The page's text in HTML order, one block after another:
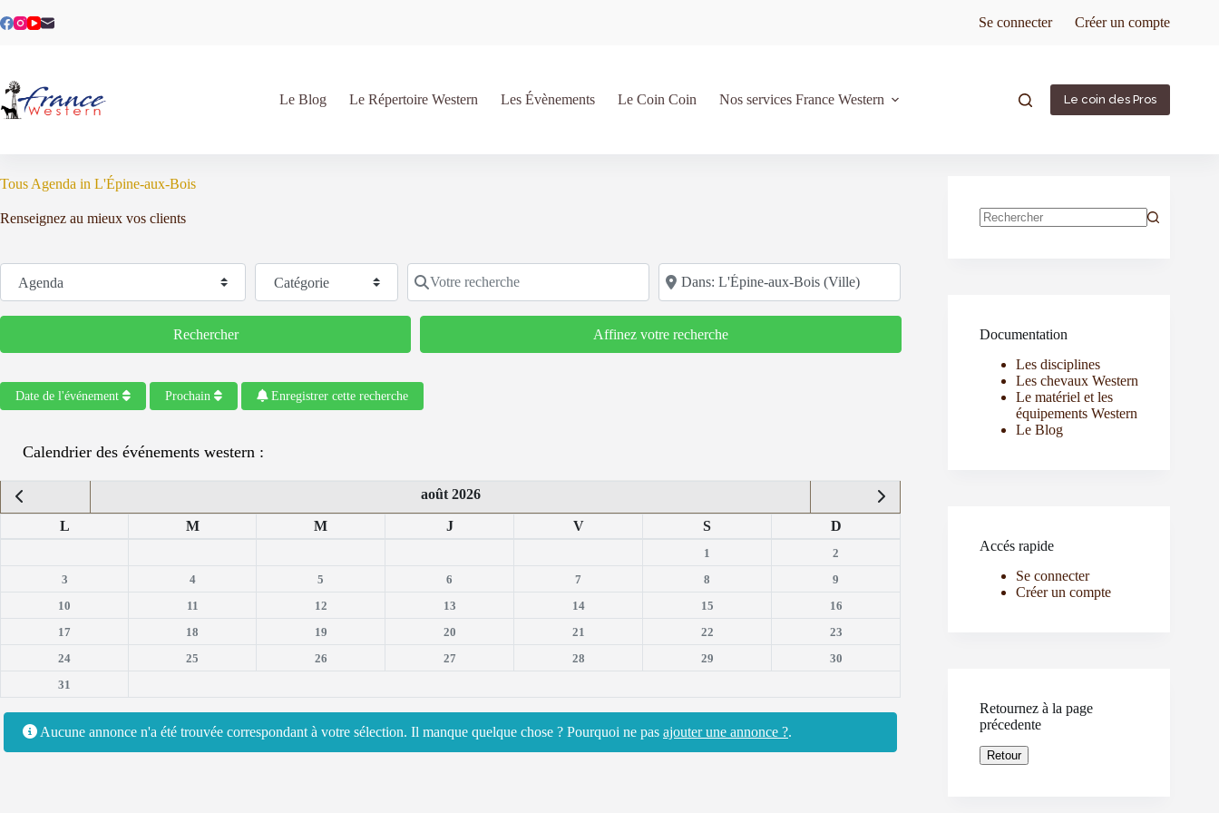
au
Se connecter Créer un compte
Le Blog Le Répertoire Western Les Évènements Le Coin Coin Nos services France Western Le coin des Pros
Tous Agenda in L'Épine-aux-Bois
Renseignez au mieux vos clients
Sélectionnez le type de recherche Catégorie Votre recherche Code postal/région/ville
RechercherRechercher Affinez votre recherche
Date de l'événement Prochain Enregistrer cette recherche
Calendrier des événements western :
août 2026
L M M J V S D
1
2
3
4 5 6 7 8
9
10
11 12 13 14 15
16
17
18 19 20 21 22
23
24
25 26 27 28 29
30
31
Aucune annonce n'a été trouvée correspondant à votre sélection. Il manque quelque chose ? Pourquoi ne pas ajouter une annonce ?.
Documentation
Les disciplines
Les chevaux Western
Le matériel et les
équipements Western
Le Blog
Accés rapide
Se connecter
Créer un compte
Retournez à la page
précedente